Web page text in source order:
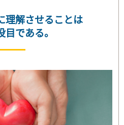
理解させることは
目である。